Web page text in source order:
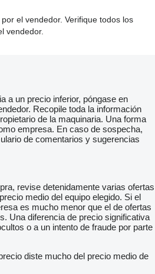
el vendedor. Verifique todos los
vendedor.
a un precio inferior, póngase en
Recopile toda la información
de la maquinaria. Una forma
empresa. En caso de sospecha,
de comentarios y sugerencias
revise detenidamente varias ofertas
medio del equipo elegido. Si el
es mucho menor que el de ofertas
Una diferencia de precio significativa
o a un intento de fraude por parte
diste mucho del precio medio de